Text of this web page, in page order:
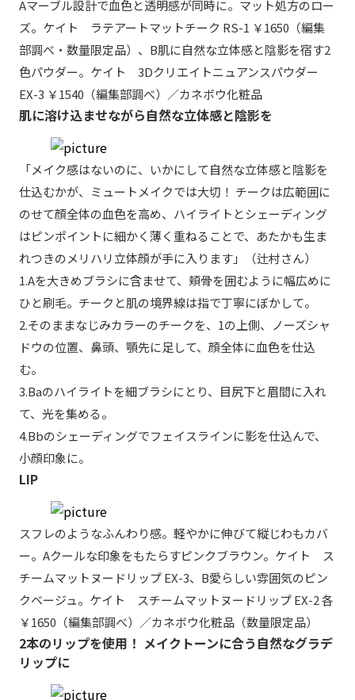
Aマーブル設計で血色と透明感が同時に。マット処方のロー
ズ。ケイト ラテアートマットチーク RS-1 ￥1650（編集
部調べ・数量限定品）、B肌に自然な立体感と陰影を宿す2
色パウダー。ケイト 3Dクリエイトニュアンスパウダー
EX-3 ￥1540（編集部調べ）／カネボウ化粧品
肌に溶け込ませながら自然な立体感と陰影を
「メイク感はないのに、いかにして自然な立体感と陰影を
仕込むかが、ミュートメイクでは大切！ チークは広範囲に
のせて顔全体の血色を高め、ハイライトとシェーディング
はピンポイントに細かく薄く重ねることで、あたかも生ま
れつきのメリハリ立体顔が手に入ります」（辻村さん）
1.Aを大きめブラシに含ませて、頬骨を囲むように幅広めに
ひと刷毛。チークと肌の境界線は指で丁寧にぼかして。
2.そのままなじみカラーのチークを、1の上側、ノーズシャ
ドウの位置、鼻頭、顎先に足して、顔全体に血色を仕込
む。
3.Baのハイライトを細ブラシにとり、目尻下と眉間に入れ
て、光を集める。
4.Bbのシェーディングでフェイスラインに影を仕込んで、
小顔印象に。
LIP
スフレのようなふんわり感。軽やかに伸びて縦じわもカバ
ー。Aクールな印象をもたらすピンクブラウン。ケイト ス
チームマットヌードリップ EX-3、B愛らしい雰囲気のピン
クベージュ。ケイト スチームマットヌードリップ EX-2 各
￥1650（編集部調べ）／カネボウ化粧品（数量限定品）
2本のリップを使用！ メイクトーンに合う自然なグラデ
リップに